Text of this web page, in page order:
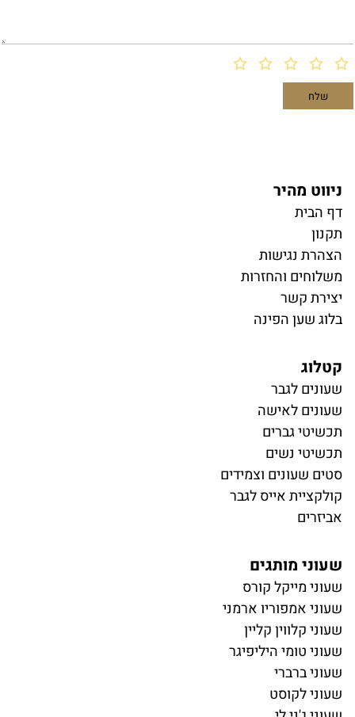
ניווט מהיר
דף הבית
תקנון
הצהרת נגישות
משלוחים והחזרות
יצירת קשר
בלוג שען הפינה
קטלוג
שעונים לגבר
שעונים לאישה
תכשיטי גברים
תכשיטי נשים
סטים שעונים וצמידים
קולקציית אייס לגבר
אביזרים
שעוני מותגים
שעוני מייקל קורס
שעוני אמפוריו ארמני
שעוני קלווין קליין
שעוני טומי היליפיגר
שעוני ברברי
שעוני לקוסט